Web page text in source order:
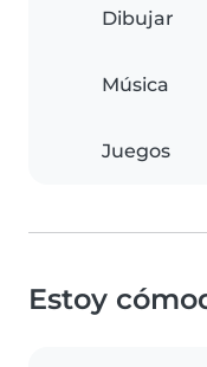
Dibujar
Música
Juegos
Estoy